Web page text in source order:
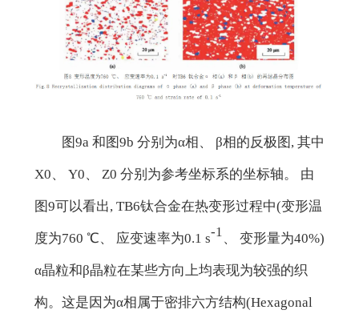
图9a 和图9b 分别为α相、 β相的反极图, 其中
X0、 Y0、 Z0 分别为参考坐标系的坐标轴。 由
图9可以看出, TB6钛合金在热变形过程中(变形温
度为760 ℃、 应变速率为0.1 s-1、 变形量为40%)
α晶粒和β晶粒在某些方向上均表现为较强的织
构。这是因为α相属于密排六方结构(Hexagonal